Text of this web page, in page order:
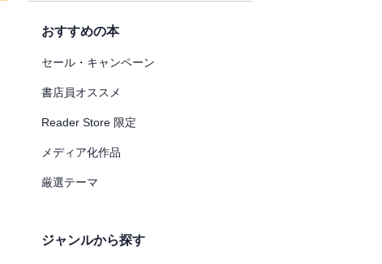
おすすめの本
セール・キャンペーン
書店員オススメ
Reader Store 限定
メディア化作品
厳選テーマ
ジャンルから探す